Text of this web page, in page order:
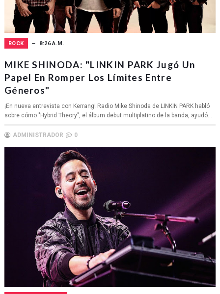
ROCK 8:26 A.M.
MIKE SHINODA: "LINKIN PARK Jugó Un
Papel En Romper Los Límites Entre
Géneros"
¡En nueva entrevista con Kerrang! Radio Mike Shinoda de LINKIN PARK habló
sobre cómo "Hybrid Theory", el álbum debut multiplatino de la banda, ayudó...
ADMINISTRADOR 0